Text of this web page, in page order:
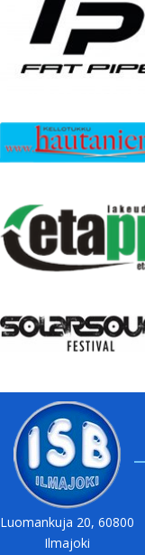
Luomankuja 20, 60800
Ilmajoki